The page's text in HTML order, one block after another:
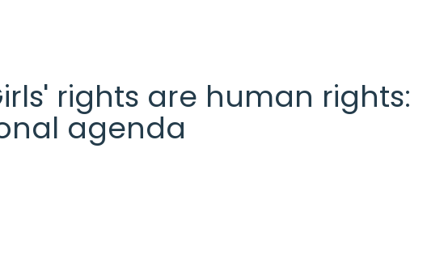
rights are human rights:
agenda